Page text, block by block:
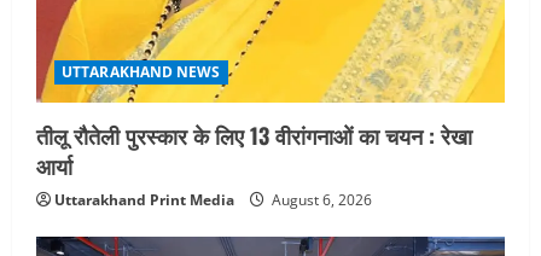
UTTARAKHAND NEWS
तीलू रौतेली पुरस्कार के लिए 13 वीरांगनाओं का चयन : रेखा
आर्या
Uttarakhand Print Media August 6, 2026